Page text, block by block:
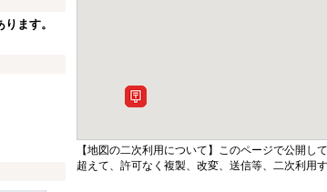
ます。
【地図の二次利用について】このページで公開
超えて、許可なく複製、改変、送信等、二次利用